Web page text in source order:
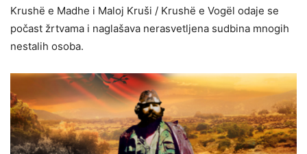
Krushë e Madhe i Maloj Kruši / Krushë e Vogël odaje se
počast žrtvama i naglašava nerasvetljena sudbina mnogih
nestalih osoba.